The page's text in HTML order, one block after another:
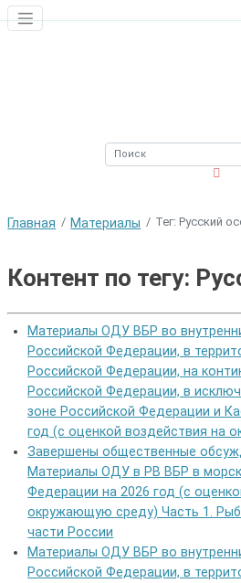
Главная Материалы Тег: Русский
Контент по тегу:
Материалы ОДУ ВБР во
Российской Федерации, в
Российской Федерации, на
Российской Федерации, в
зоне Российской Федерации и
год (с оценкой воздействия на
Завершены общественные
Материалы ОДУ в РВ ВБР в
Федерации на 2026 год (с
окружающую среду) Часть 1.
части России
Материалы ОДУ ВБР во
Российской Федерации, в